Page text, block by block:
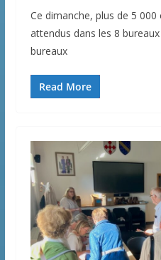
Ce dimanche, plus de 5
attendus dans les 8
bureaux
Read More